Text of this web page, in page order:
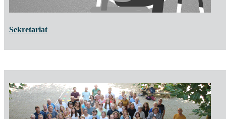
Sekretariat